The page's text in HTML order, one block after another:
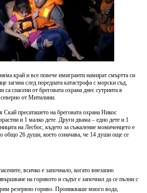
край и все повече имигранти намират смъртта си
загина след поредната катастрофа с морски съд,
спасени от бреговата охрана днес сутринта в
от Митилини.
Скай пресаташето на бреговата охрана Никос
и 1 малко дете. Други двама – едно дете и 1
на Лесбос, където за съжаление момиченцето е
общо 26 души, което означава, че 14 души още се
всичко е започнало, когато внезапно
на горивото и съдът е започнал да се пълни с
резервно гориво. Проникваше много вода,